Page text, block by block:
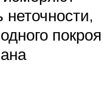
неточности,
покроя